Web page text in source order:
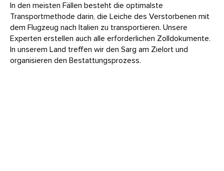
In den meisten Fällen besteht die optimalste
Transportmethode darin, die Leiche des Verstorbenen mit
dem Flugzeug nach Italien zu transportieren. Unsere
Experten erstellen auch alle erforderlichen Zolldokumente.
In unserem Land treffen wir den Sarg am Zielort und
organisieren den Bestattungsprozess.